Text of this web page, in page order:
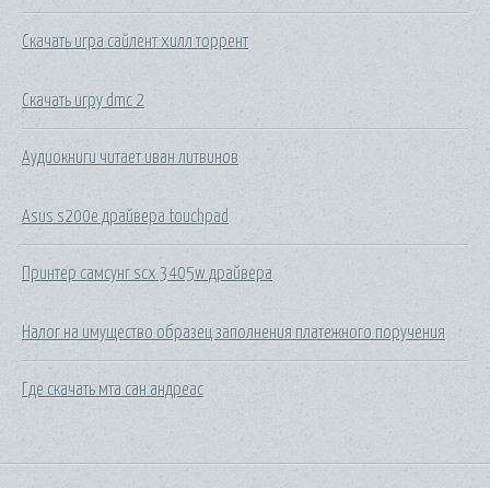
Скачать игра сайлент хилл торрент
Скачать игру dmc 2
Аудиокниги читает иван литвинов
Asus s200e драйвера touchpad
Принтер самсунг scx 3405w драйвера
Налог на имущество образец заполнения платежного поручения
Где скачать мта сан андреас